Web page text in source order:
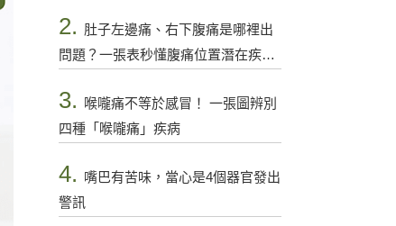
2. 肚子左邊痛、右下腹痛是哪裡出
問題？一張表秒懂腹痛位置潛在疾病
3.
喉嚨痛不等於感冒！ 一張圖辨別
四種「喉嚨痛」疾病
4. 嘴巴有苦味，當心是4個器官發出
警訊